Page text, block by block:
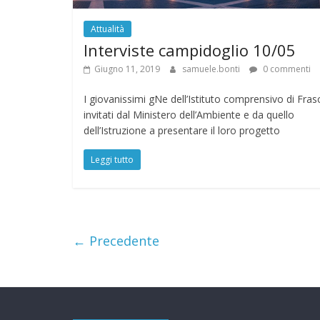
Attualità
Interviste campidoglio 10/05
Giugno 11, 2019 samuele.bonti 0 commenti
I giovanissimi gNe dell’Istituto comprensivo di
invitati dal Ministero dell’Ambiente e da quello
dell’Istruzione a presentare il loro progetto
Leggi tutto
← Precedente